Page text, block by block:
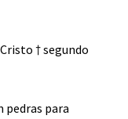
† segundo
pedras para